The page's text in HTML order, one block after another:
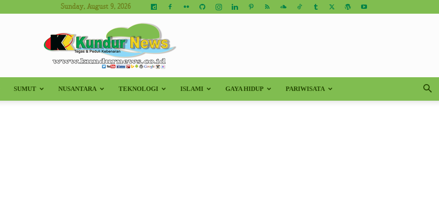
Sunday, August 9, 2026
Kundur
SUMUT NUSANTARA TEKNOLOGI ISLAMI GAYA HIDUP PARIWISATA